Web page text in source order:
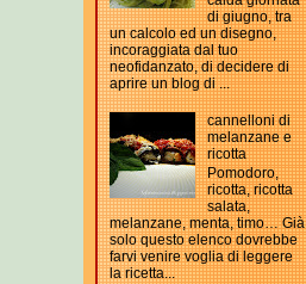
di giugno, tra
un calcolo ed un disegno,
incoraggiata dal tuo
neofidanzato, di decidere di
aprire un blog di ...
cannelloni di
melanzane e
ricotta
Pomodoro,
ricotta, ricotta
salata,
melanzane, menta, timo… Già
solo questo elenco dovrebbe
farvi venire voglia di leggere
la ricetta...